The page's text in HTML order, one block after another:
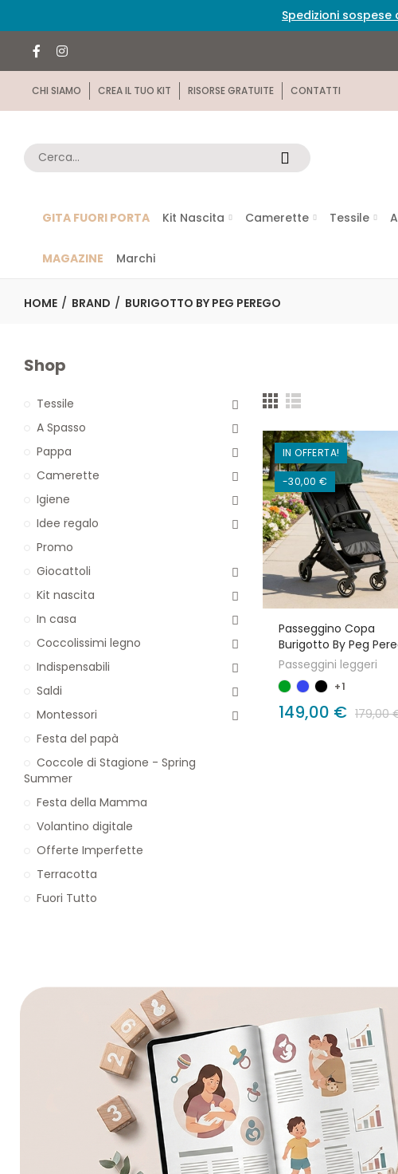
Spedizioni
CHI SIAMO CREA IL TUO KIT RISORSE GRATUITE CONTATTI
GITA FUORI PORTA Kit Nascita Camerette Tessile
MAGAZINE Marchi
HOME BRAND BURIGOTTO BY PEG PEREGO
IN OFFERTA!
-30,00 €
Passeggino Copa
Burigotto By Peg
Passeggini leggeri
+1
149,00 € 179,00
Shop
Tessile
A Spasso
Pappa
Camerette
Igiene
Idee regalo
Promo
Giocattoli
Kit nascita
In casa
Coccolissimi legno
Indispensabili
Saldi
Montessori
Festa del papà
Coccole di Stagione - Spring
Summer
Festa della Mamma
Volantino digitale
Offerte Imperfette
Terracotta
Fuori Tutto